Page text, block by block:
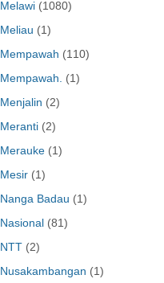
Melawi (1080)
Meliau (1)
Mempawah (110)
Mempawah.
(1)
Menjalin (2)
Meranti (2)
Merauke (1)
Mesir (1)
Nanga Badau (1)
Nasional (81)
NTT (2)
Nusakambangan (1)